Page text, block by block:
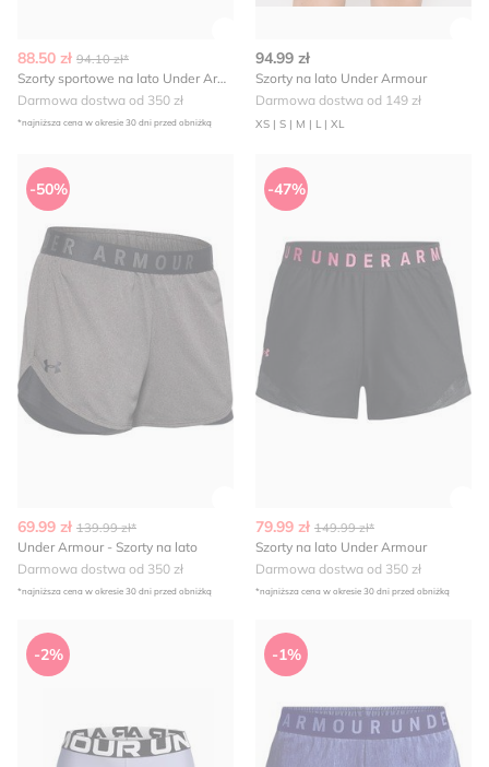
88.50 zł 94.10 zł*
Szorty sportowe na lato Under Armour
Darmowa dostwa od 350 zł
*najniższa cena w okresie 30 dni przed obniżką
94.99 zł
Szorty na lato Under Armour
Darmowa dostwa od 149 zł
XS | S | M | L | XL
Under Armour - Szorty na lato
-50%
69.99 zł 139.99 zł*
Under Armour - Szorty na lato
Darmowa dostwa od 350 zł
*najniższa cena w okresie 30 dni przed obniżką
Szorty na lato Under Armour
-47%
79.99 zł 149.99 zł*
Szorty na lato Under Armour
Darmowa dostwa od 350 zł
*najniższa cena w okresie 30 dni przed obniżką
Szorty w sportowym stylu Under Armour
-2%
Szorty na zimę Under
-1%